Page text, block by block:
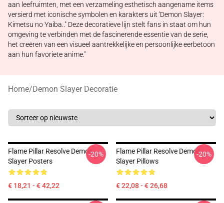
aan leefruimten, met een verzameling esthetisch aangename items
versierd met iconische symbolen en karakters uit 'Demon Slayer:
Kimetsu no Yaiba.." Deze decoratieve lijn stelt fans in staat om hun
omgeving te verbinden met de fascinerende essentie van de serie,
het creëren van een visueel aantrekkelijke en persoonlijke eerbetoon
aan hun favoriete anime."
Home/Demon Slayer Decoratie
Flame Pillar Resolve Demon
Slayer Posters
€ 18,21 - € 42,22
-20%
Flame Pillar Resolve Demon
Slayer Pillows
€ 22,08 - € 26,68
-20%